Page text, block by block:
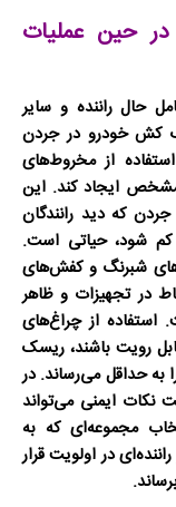
حین عملیات
حال راننده و سایر
کش خودرو در جردن
از مخروط‌های
مشخص ایجاد کند. این
که دید رانندگان
شود، حیاتی است.
شبرنگ و کفش‌های
در تجهیزات و ظاهر
استفاده از چراغ‌های
رویت باشند، ریسک
به حداقل می‌رساند. در
نکات ایمنی می‌تواند
مجموعه‌ای که به
در اولویت قرار